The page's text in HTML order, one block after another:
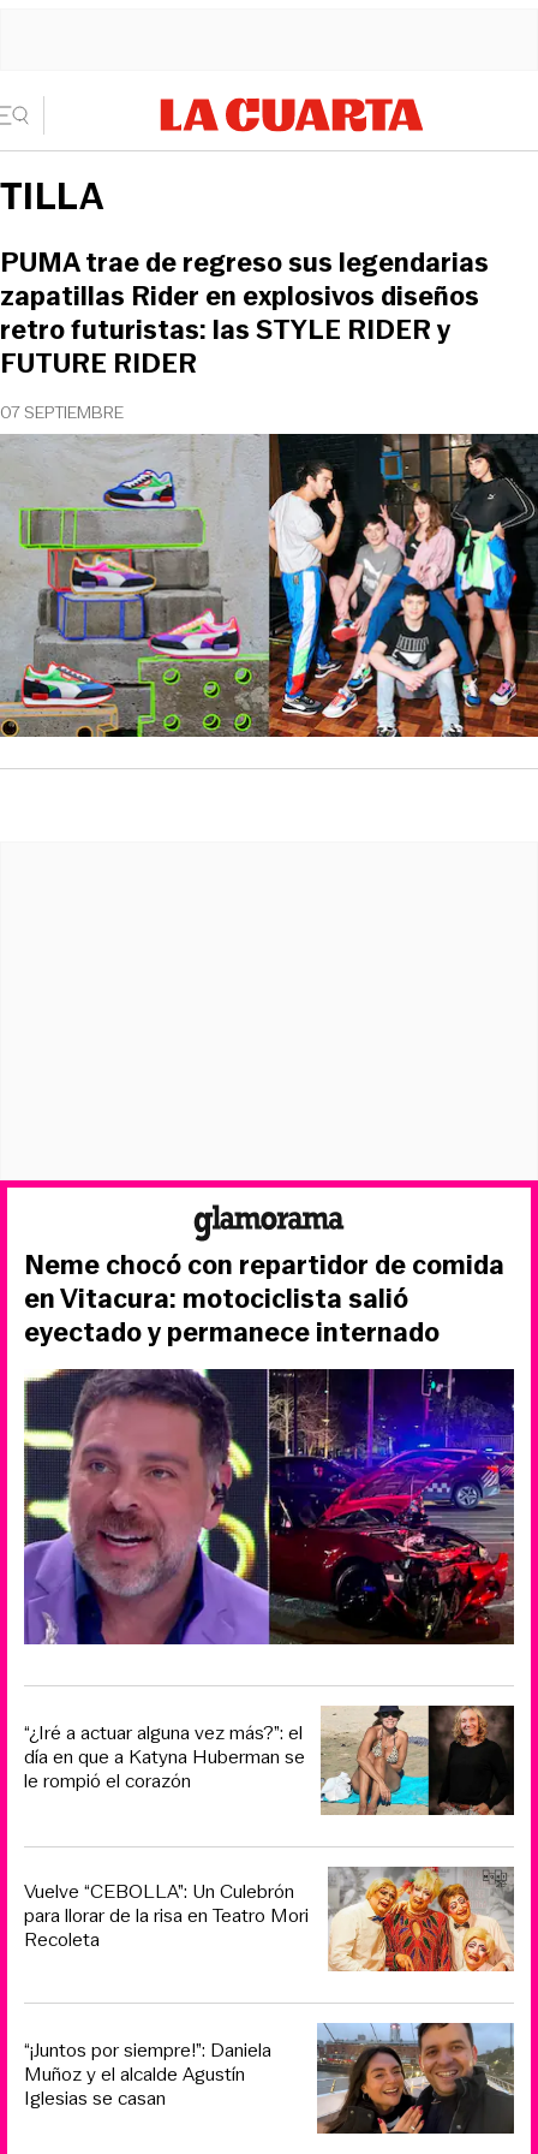
TILLA
07 SEPTIEMBRE
PUMA trae de regreso sus legendarias
zapatillas Rider en explosivos diseños
retro futuristas: las STYLE RIDER y
FUTURE RIDER
Neme chocó con repartidor de comida
en Vitacura: motociclista salió
eyectado y permanece internado
“¿Iré a actuar alguna vez más?”: el
día en que a Katyna Huberman se
le rompió el corazón
Vuelve “CEBOLLA”: Un Culebrón
para llorar de la risa en Teatro Mori
Recoleta
“¡Juntos por siempre!”: Daniela
Muñoz y el alcalde Agustín
Iglesias se casan